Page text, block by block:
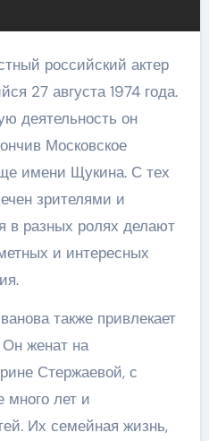
российский актер
27 августа 1974 года.
деятельность он
Московское
имени Щукина. С тех
зрителями и
в разных ролях делают
и интересных
также привлекает
Он женат на
Стержаевой, с
много лет и
Их семейная жизнь,